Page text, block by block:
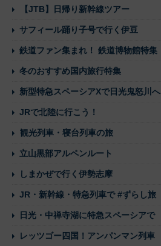
【JTB】日帰り新幹線ツアー
サフィール踊り子号で行く伊豆
鉄道ファン集まれ！ 鉄道博物館特集
冬のおすすめ国内旅行特集
新型特急スペーシアXで日光鬼怒川へ
JRで北陸に行こう！
観光列車・寝台列車の旅
立山黒部アルペンルート
しまかぜで行く伊勢志摩
JR・新幹線・特急列車で #ずらし旅
日光・中禅寺湖に特急スペーシアで
レッツゴー四国！アンパンマン列車